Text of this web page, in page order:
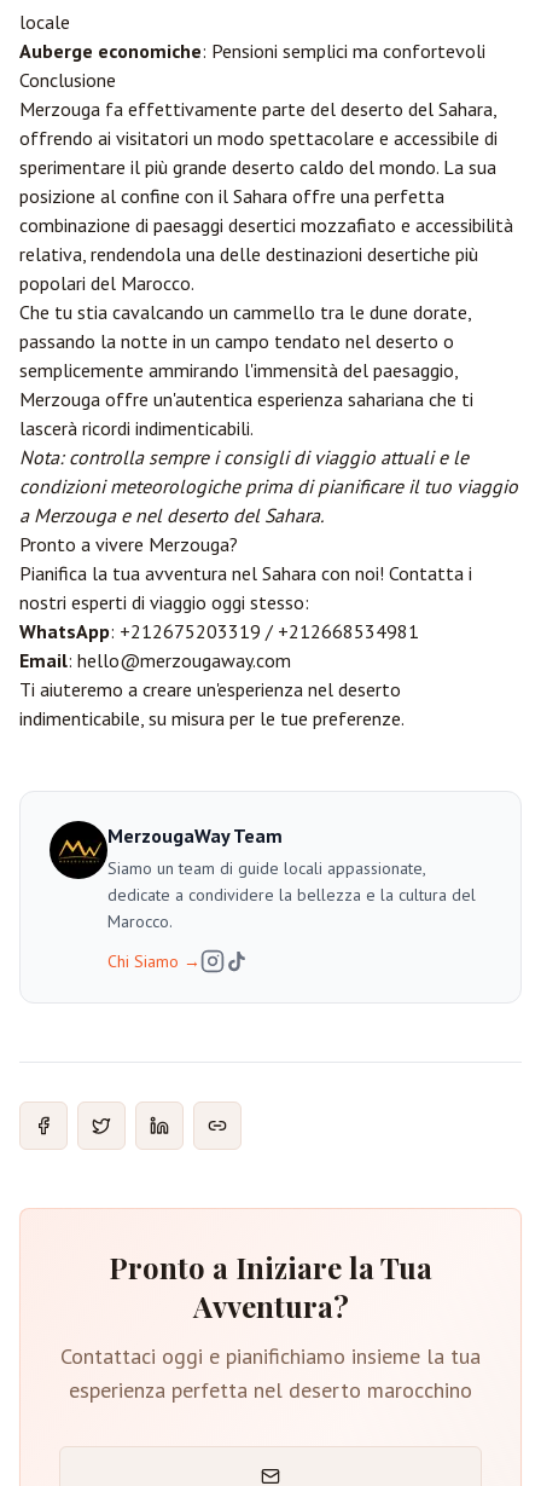
locale
Auberge economiche: Pensioni semplici ma confortevoli
Conclusione
Merzouga fa effettivamente parte del deserto del Sahara,
offrendo ai visitatori un modo spettacolare e accessibile di
sperimentare il più grande deserto caldo del mondo. La sua
posizione al confine con il Sahara offre una perfetta
combinazione di paesaggi desertici mozzafiato e accessibilità
relativa, rendendola una delle destinazioni desertiche più
popolari del Marocco.
Che tu stia cavalcando un cammello tra le dune dorate,
passando la notte in un campo tendato nel deserto o
semplicemente ammirando l'immensità del paesaggio,
Merzouga offre un'autentica esperienza sahariana che ti
lascerà ricordi indimenticabili.
Nota: controlla sempre i consigli di viaggio attuali e le
condizioni meteorologiche prima di pianificare il tuo viaggio
a Merzouga e nel deserto del Sahara.
Pronto a vivere Merzouga?
Pianifica la tua avventura nel Sahara con noi! Contatta i
nostri esperti di viaggio oggi stesso:
WhatsApp: +212675203319 / +212668534981
Email: hello@merzougaway.com
Ti aiuteremo a creare un'esperienza nel deserto
indimenticabile, su misura per le tue preferenze.
MerzougaWay Team
Siamo un team di guide locali appassionate,
dedicate a condividere la bellezza e la cultura del
Marocco.
Chi Siamo →
Pronto a Iniziare la Tua
Avventura?
Contattaci oggi e pianifichiamo insieme la tua
esperienza perfetta nel deserto marocchino